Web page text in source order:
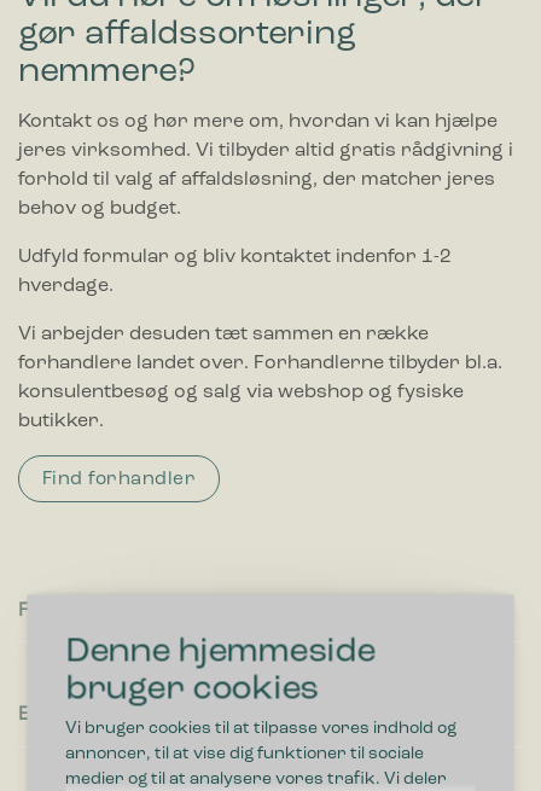
Denne hjemmeside
bruger cookies
Vi bruger cookies til at tilpasse vores indhold og
annoncer, til at vise dig funktioner til sociale
medier og til at analysere vores trafik. Vi deler
gør affaldssortering
nemmere?
Kontakt os og hør mere om, hvordan vi kan hjælpe
jeres virksomhed. Vi tilbyder altid gratis rådgivning i
forhold til valg af affaldsløsning, der matcher jeres
behov og budget.
Udfyld formular og bliv kontaktet indenfor 1-2
hverdage.
Vi arbejder desuden tæt sammen en række
forhandlere landet over. Forhandlerne tilbyder bl.a.
konsulentbesøg og salg via webshop og fysiske
butikker.
Find forhandler
Fornavn
Efternavn